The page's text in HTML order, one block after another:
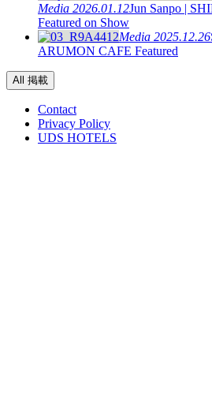
Media 2026.01.12Jun Sanpo |
Featured on Show
Media 2025.12.26
ARUMON CAFE Featured
All 掲載
Contact
Privacy Policy
UDS HOTELS